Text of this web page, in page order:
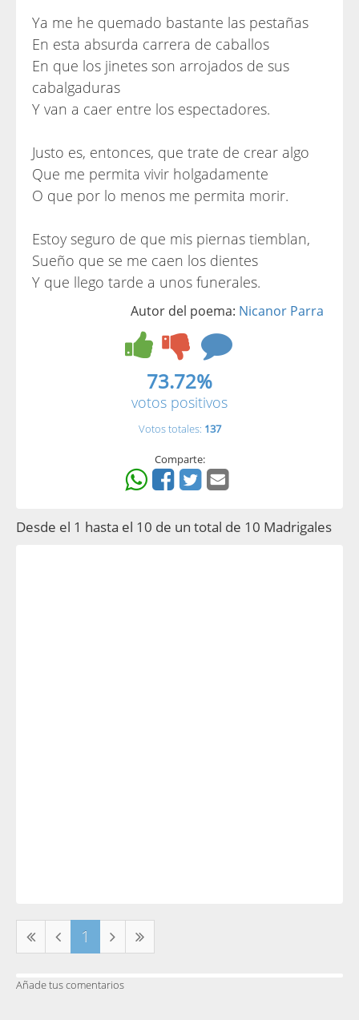
Ya me he quemado bastante las pestañas
En esta absurda carrera de caballos
En que los jinetes son arrojados de sus
cabalgaduras
Y van a caer entre los espectadores.
Justo es, entonces, que trate de crear algo
Que me permita vivir holgadamente
O que por lo menos me permita morir.
Estoy seguro de que mis piernas tiemblan,
Sueño que se me caen los dientes
Y que llego tarde a unos funerales.
Autor del poema: Nicanor Parra
73.72%
votos positivos
Votos totales: 137
Comparte:
Desde el 1 hasta el 10 de un total de 10 Madrigales
1
Añade tus comentarios